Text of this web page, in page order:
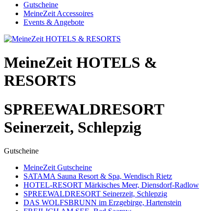
Gutscheine
MeineZeit Accessoires
Events & Angebote
MeineZeit HOTELS &
RESORTS
SPREEWALDRESORT
Seinerzeit, Schlepzig
Gutscheine
MeineZeit Gutscheine
SATAMA Sauna Resort & Spa, Wendisch Rietz
HOTEL-RESORT Märkisches Meer, Diensdorf-Radlow
SPREEWALDRESORT Seinerzeit, Schlepzig
DAS WOLFSBRUNN im Erzgebirge, Hartenstein